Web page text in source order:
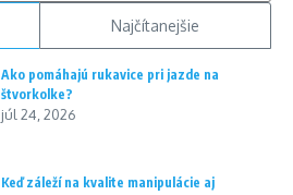
Najčítanejšie
Ako pomáhajú rukavice pri jazde na
štvorkolke?
júl 24, 2026
Keď záleží na kvalite manipulácie aj